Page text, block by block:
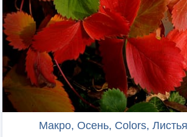
Макро, Осень, Colors,